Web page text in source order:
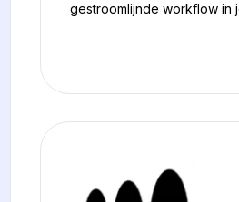
gestroomlijnde workflow in